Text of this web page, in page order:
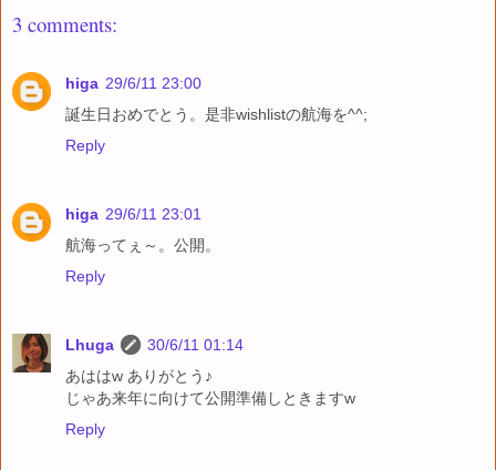
3 comments:
higa 29/6/11 23:00
誕生日おめでとう。是非wishlistの航海を^^;
Reply
higa 29/6/11 23:01
航海ってぇ～。公開。
Reply
Lhuga
30/6/11 01:14
あははw ありがとう♪
じゃあ来年に向けて公開準備しときますw
Reply